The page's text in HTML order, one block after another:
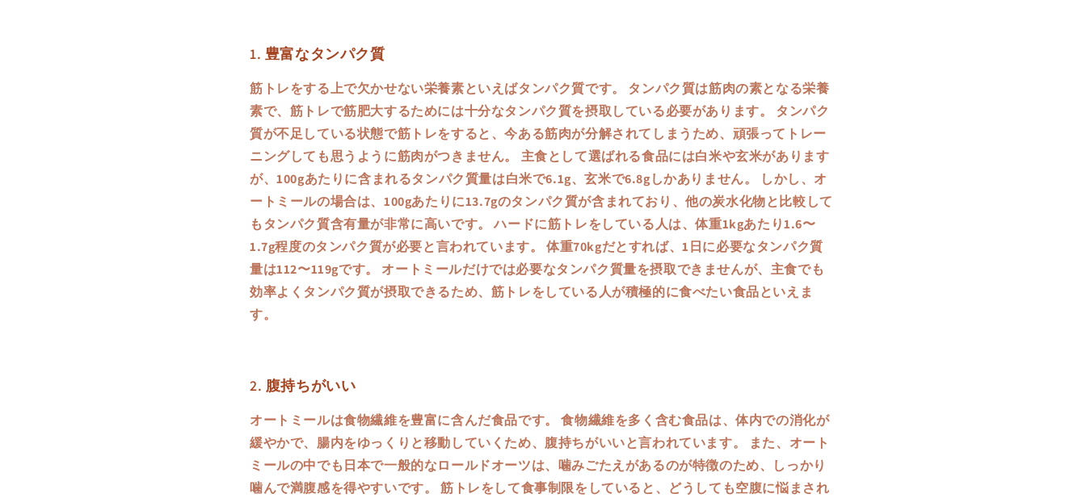
1. 豊富なタンパク質
筋トレをする上で欠かせない栄養素といえばタンパク質です。 タンパク質は筋肉の素となる栄養
素で、筋トレで筋肥大するためには十分なタンパク質を摂取している必要があります。 タンパク
質が不足している状態で筋トレをすると、今ある筋肉が分解されてしまうため、頑張ってトレー
ニングしても思うように筋肉がつきません。 主食として選ばれる食品には白米や玄米があります
が、100gあたりに含まれるタンパク質量は白米で6.1g、玄米で6.8gしかありません。 しかし、オ
ートミールの場合は、100gあたりに13.7gのタンパク質が含まれており、他の炭水化物と比較して
もタンパク質含有量が非常に高いです。 ハードに筋トレをしている人は、体重1kgあたり1.6〜
1.7g程度のタンパク質が必要と言われています。 体重70kgだとすれば、1日に必要なタンパク質
量は112〜119gです。 オートミールだけでは必要なタンパク質量を摂取できませんが、主食でも
効率よくタンパク質が摂取できるため、筋トレをしている人が積極的に食べたい食品といえま
す。
2. 腹持ちがいい
オートミールは食物繊維を豊富に含んだ食品です。 食物繊維を多く含む食品は、体内での消化が
緩やかで、腸内をゆっくりと移動していくため、腹持ちがいいと言われています。 また、オート
ミールの中でも日本で一般的なロールドオーツは、噛みごたえがあるのが特徴のため、しっかり
噛んで満腹感を得やすいです。 筋トレをして食事制限をしていると、どうしても空腹に悩まされ